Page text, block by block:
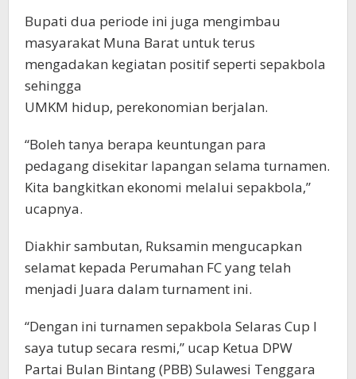
Bupati dua periode ini juga mengimbau
masyarakat Muna Barat untuk terus
mengadakan kegiatan positif seperti sepakbola
sehingga
UMKM hidup, perekonomian berjalan.
“Boleh tanya berapa keuntungan para
pedagang disekitar lapangan selama turnamen.
Kita bangkitkan ekonomi melalui sepakbola,”
ucapnya.
Diakhir sambutan, Ruksamin mengucapkan
selamat kepada Perumahan FC yang telah
menjadi Juara dalam turnament ini.
“Dengan ini turnamen sepakbola Selaras Cup I
saya tutup secara resmi,” ucap Ketua DPW
Partai Bulan Bintang (PBB) Sulawesi Tenggara